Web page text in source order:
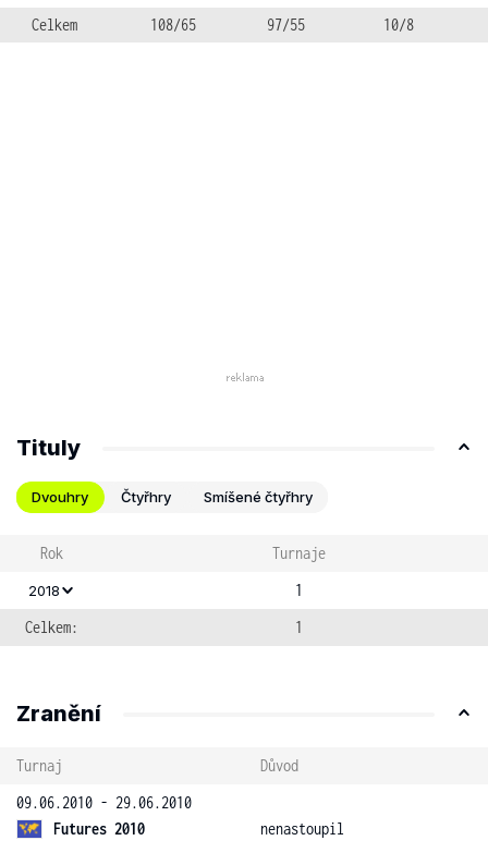
Celkem
108/65 97/55 10/8
Tituly
Dvouhry Čtyřhry Smíšené čtyřhry
Rok Turnaje
2018
1
Celkem:
1
Zranění
Turnaj
Důvod
09.06.2010 - 29.06.2010
Futures 2010
nenastoupil